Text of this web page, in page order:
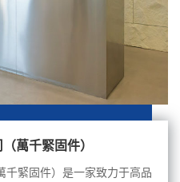
萬千緊固件）
緊固件）是一家致力于高品